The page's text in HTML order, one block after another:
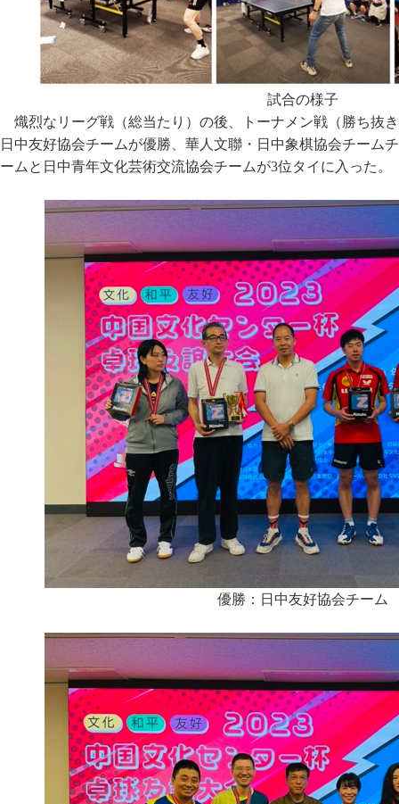
試合の様子
熾烈なリーグ戦（総当たり）の後、トーナメン戦（勝ち抜
日中友好協会チームが優勝、華人文聯・日中象棋協会チーム
ームと日中青年文化芸術交流協会チームが3位タイに入った。
優勝：日中友好協会チーム